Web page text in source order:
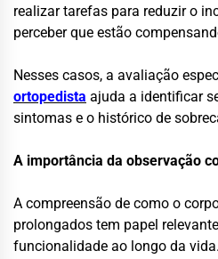
realizar tarefas para reduzir o
perceber que estão
Nesses casos, a avaliação
ortopedista ajuda a identificar
sintomas e o histórico de
A importância da observação
A compreensão de como o
prolongados tem papel
funcionalidade ao longo da